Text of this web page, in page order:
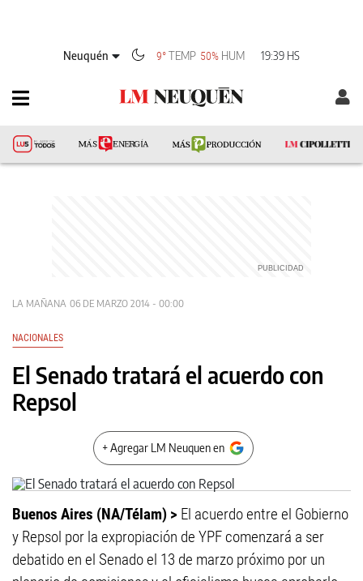
Neuquén 9°TEMP 50% HUM 19:39 HS
LA MAÑANA 06 DE MARZO 2014 - 00:00
NACIONALES
El Senado tratará el acuerdo con
Repsol
+ Agregar LM Neuquen en
Buenos Aires (NA/Télam) > El acuerdo entre el Gobierno
y Repsol por la expropiación de YPF comenzará a ser
debatido en el Senado el 13 de marzo próximo por un